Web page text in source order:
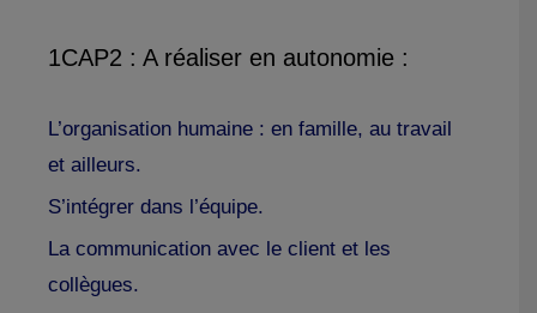
1CAP2 : A réaliser en autonomie :
L’organisation humaine : en famille, au travail
et ailleurs.
S’intégrer dans l’équipe.
La communication avec le client et les
collègues.